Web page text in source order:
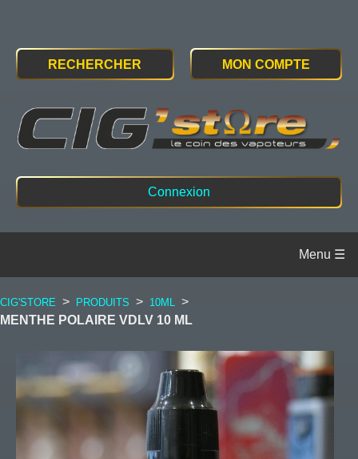
RECHERCHER MON COMPTE
Connexion
CIG'STORE > PRODUITS > 10ML
>
MENTHE POLAIRE VDLV 10 ML